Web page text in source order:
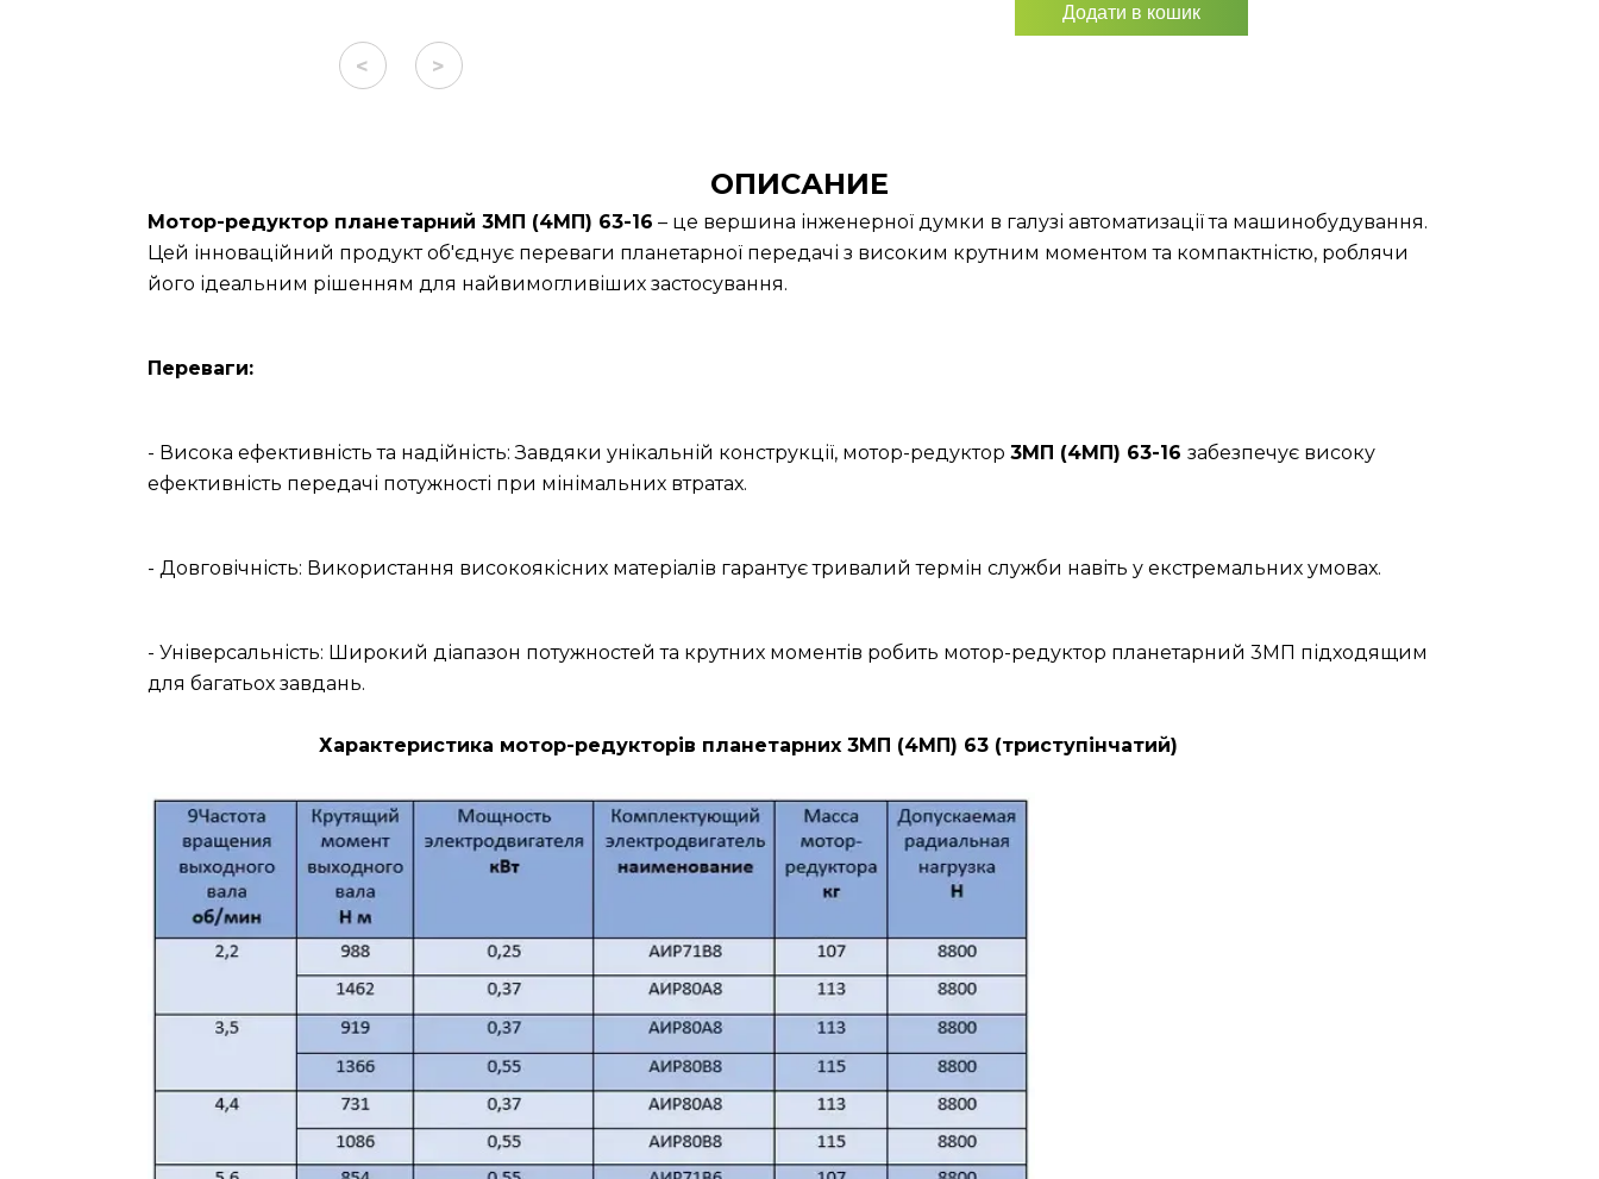
< >
Додати в кошик
ОПИСАНИЕ
Мотор-редуктор планетарний 3МП (4МП) 63-16 – це вершина інженерної думки в галузі автоматизації та машинобудування.
Цей інноваційний продукт об'єднує переваги планетарної передачі з високим крутним моментом та компактністю, роблячи
його ідеальним рішенням для найвимогливіших застосування.
Переваги:
- Висока ефективність та надійність: Завдяки унікальній конструкції, мотор-редуктор 3МП (4МП) 63-16 забезпечує високу
ефективність передачі потужності при мінімальних втратах.
- Довговічність: Використання високоякісних матеріалів гарантує тривалий термін служби навіть у екстремальних умовах.
- Універсальність: Широкий діапазон потужностей та крутних моментів робить мотор-редуктор планетарний 3МП підходящим
для багатьох завдань.
Характеристика мотор-редукторів планетарних 3МП (4МП) 63 (триступінчатий)